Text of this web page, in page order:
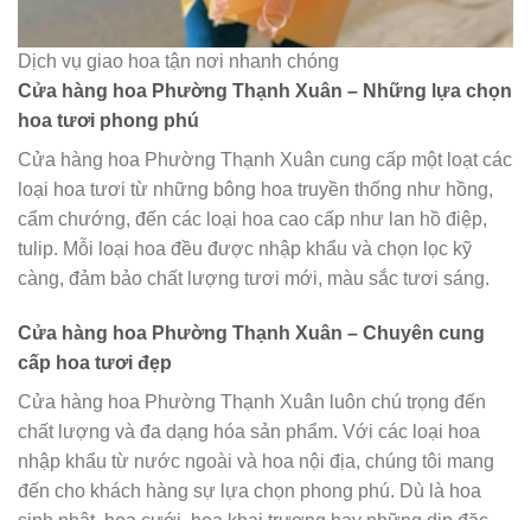
Dịch vụ giao hoa tận nơi nhanh chóng
Cửa hàng hoa Phường Thạnh Xuân – Những lựa chọn
hoa tươi phong phú
Cửa hàng hoa Phường Thạnh Xuân cung cấp một loạt các
loại hoa tươi từ những bông hoa truyền thống như hồng,
cẩm chướng, đến các loại hoa cao cấp như lan hồ điệp,
tulip. Mỗi loại hoa đều được nhập khẩu và chọn lọc kỹ
càng, đảm bảo chất lượng tươi mới, màu sắc tươi sáng.
Cửa hàng hoa Phường Thạnh Xuân – Chuyên cung
cấp hoa tươi đẹp
Cửa hàng hoa Phường Thạnh Xuân luôn chú trọng đến
chất lượng và đa dạng hóa sản phẩm. Với các loại hoa
nhập khẩu từ nước ngoài và hoa nội địa, chúng tôi mang
đến cho khách hàng sự lựa chọn phong phú. Dù là hoa